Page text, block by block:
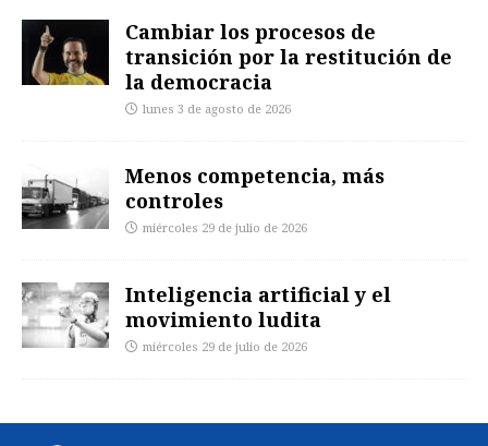
Cambiar los procesos de
transición por la restitución de
la democracia
lunes 3 de agosto de 2026
Menos competencia, más
controles
miércoles 29 de julio de 2026
Inteligencia artificial y el
movimiento ludita
miércoles 29 de julio de 2026